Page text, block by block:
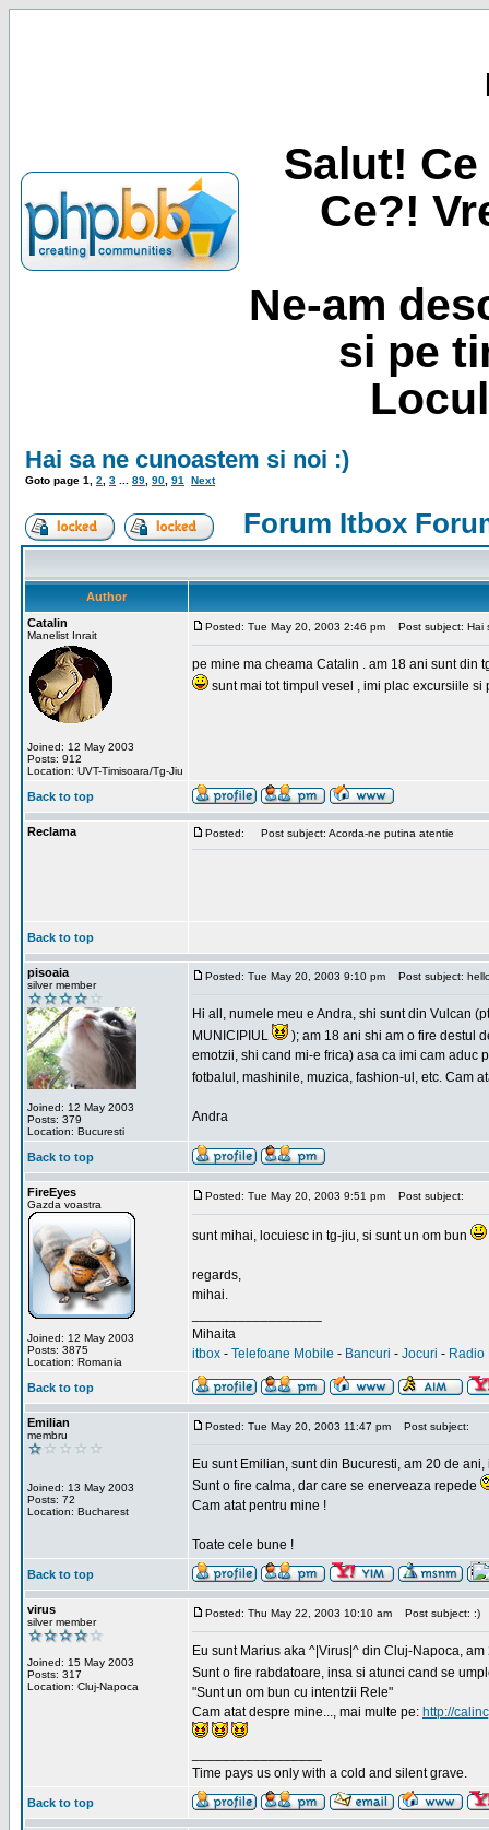
Salut!
Ce?!
Ne-am
si pe
Hai sa ne cunoastem si noi :)
Goto page 1 2 3 89 90 91 Next
Forum Itbox
Author
Catalin
Manelist Inrait
Joined: 12 May 2003
Posts: 912
Location: UVT-Timisoara/Tg-Jiu
Posted: Tue May 20, 2003 2:46 pm Post subject: Hai
pe mine ma cheama Catalin . am 18 ani sunt din
sunt mai tot timpul vesel , imi plac excursiile
Back to top
Reclama Posted: Post subject: Acorda-ne putina atentie
Back to top
pisoaia
silver member
Joined: 12 May 2003
Posts: 379
Location: Bucuresti
Posted: Tue May 20, 2003 9:10 pm Post subject:
Hi all, numele meu e Andra, shi sunt din Vulcan
MUNICIPIUL
); am 18 ani shi am o fire destul
emotzii, shi cand mi-e frica) asa ca imi cam
fotbalul, mashinile, muzica, fashion-ul, etc. Cam
Andra
Back to top
FireEyes
Gazda voastra
Joined: 12 May 2003
Posts: 3875
Location: Romania
Posted: Tue May 20, 2003 9:51 pm Post subject:
sunt mihai, locuiesc in tg-jiu, si sunt un om bun
regards,
mihai.
Mihaita
itbox - Telefoane Mobile - Bancuri - Jocuri - Radio
Back to top
Emilian
membru
Joined: 13 May 2003
Posts: 72
Location: Bucharest
Posted: Tue May 20, 2003 11:47 pm Post subject:
Eu sunt Emilian, sunt din Bucuresti, am 20 de
Sunt o fire calma, dar care se enerveaza repede
Cam atat pentru mine !
Toate cele bune !
Back to top
virus
silver member
Joined: 15 May 2003
Posts: 317
Location: Cluj-Napoca
Posted: Thu May 22, 2003 10:10 am Post subject: :)
Eu sunt Marius aka ^|Virus|^ din Cluj-Napoca,
Sunt o fire rabdatoare, insa si atunci cand se
"Sunt un om bun cu intentzii Rele"
Cam atat despre mine..., mai multe pe: http://
Time pays us only with a cold and silent grave.
Back to top